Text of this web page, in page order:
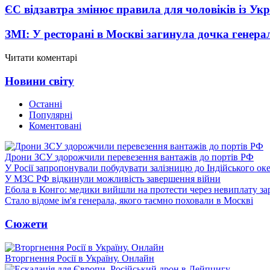
ЄС відзавтра змінює правила для чоловіків із
ЗМІ: У ресторані в Москві загинула дочка
Читати коментарі
Новини світу
Останні
Популярні
Коментовані
Дрони ЗСУ здорожчили перевезення вантажів до портів РФ
У Росії запропонували побудувати залізницю до Індійського
У МЗС РФ відкинули можливість завершення війни
Ебола в Конго: медики вийшли на протести через невиплату
Стало відоме ім'я генерала, якого таємно поховали в Москві
Сюжети
Вторгнення Росії в Україну. Онлайн